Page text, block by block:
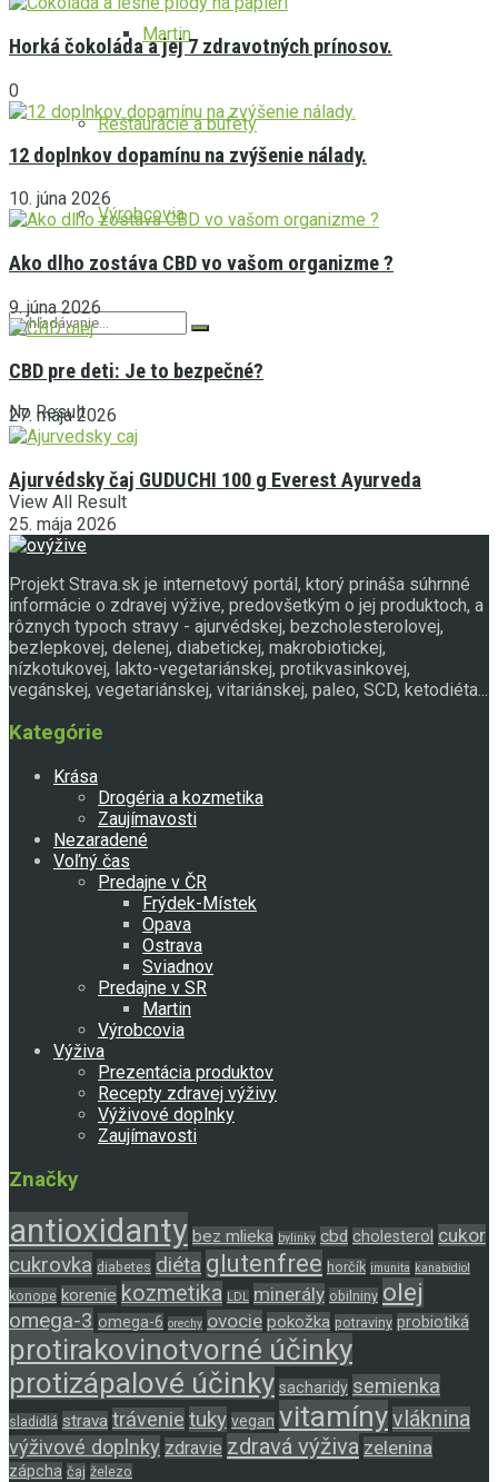
Martin
Reštaurácie a bufety
Výrobcovia
No Result
View All Result
Horká čokoláda a jej 7 zdravotných prínosov.
0
12 doplnkov dopamínu na zvýšenie nálady.
10. júna 2026
Ako dlho zostáva CBD vo vašom organizme ?
9. júna 2026
CBD pre deti: Je to bezpečné?
27. mája 2026
Ajurvédsky čaj GUDUCHI 100 g Everest Ayurveda
25. mája 2026
Projekt Strava.sk je internetový portál, ktorý prináša súhrnné
informácie o zdravej výžive, predovšetkým o jej produktoch, a
rôznych typoch stravy - ajurvédskej, bezcholesterolovej,
bezlepkovej, delenej, diabetickej, makrobiotickej,
nízkotukovej, lakto-vegetariánskej, protikvasinkovej,
vegánskej, vegetariánskej, vitariánskej, paleo, SCD, ketodiéta...
Kategórie
Krása
Drogéria a kozmetika
Zaujímavosti
Nezaradené
Voľný čas
Predajne v ČR
Frýdek-Místek
Opava
Ostrava
Sviadnov
Predajne v SR
Martin
Výrobcovia
Výživa
Prezentácia produktov
Recepty zdravej výživy
Výživové doplnky
Zaujímavosti
Značky
antioxidanty bez mlieka bylinky cbd cholesterol cukor
cukrovka diabetes diéta glutenfree horčík imunita kanabidiol
konope korenie kozmetika LDL minerály obilniny olej
omega-3 omega-6 orechy ovocie pokožka potraviny probiotiká
protirakovinotvorné účinky
protizápalové účinky sacharidy semienka
sladidlá strava trávenie tuky vegan vitamínyvláknina
výživové doplnky zdravie zdravá výživa zelenina
zápcha čaj železo